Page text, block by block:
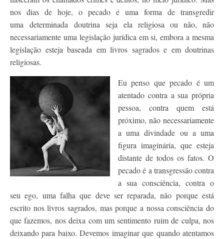
nos dias de hoje, o pecado é uma forma de transgredir
uma determinada doutrina seja ela religiosa ou não, não
necessariamente uma legislação jurídica em si, embora a mesma
legislação esteja baseada em livros sagrados e em doutrinas
religiosas.
Eu penso que pecado é um
atentado contra a sua própria
pessoa, contra quem está
próximo, não necessariamente
a uma divindade ou a uma
figura imaginária, que esteja
distante de todos os fatos. O
pecado é a transgressão contra
a sua consciência, contra o
seu ego, uma falha que deve ser reparada, não porque está
escrito nos livros sagrados, mas porque a nossa consciência do
que fazemos, nos deixa com um sentimento ruim de culpa, nos
deixando para baixo. Devemos imaginar que quando atentamos